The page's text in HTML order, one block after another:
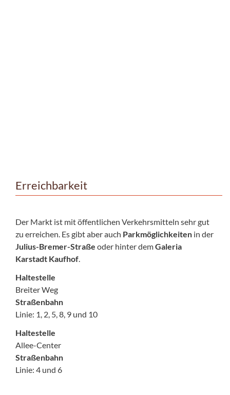
Erreichbarkeit
Der Markt ist mit öffentlichen Verkehrsmitteln sehr gut
zu erreichen. Es gibt aber auch Parkmöglichkeiten in der
Julius-Bremer-Straße oder hinter demGaleria
Karstadt Kaufhof
Haltestelle
Breiter Weg
Straßenbahn
Linie: 1, 2, 5, 8, 9 und 10
Haltestelle
Allee-Center
Straßenbahn
Linie: 4 und 6